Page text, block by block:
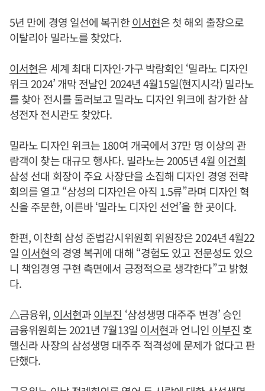
5년 만에 경영 일선에 복귀한이서현은 첫 해외 출장으로
이탈리아 밀라노를 찾았다.
이서현은 세계 최대 디자인·가구 박람회인 ‘밀라노 디자인
위크 2024’ 개막 전날인 2024년 4월15일(현지시각) 밀라노
를 찾아 전시를 둘러보고 밀라노 디자인 위크에 참가한 삼
성전자 전시관도 찾았다.
밀라노 디자인 위크는 180여 개국에서 37만 명 이상의 관
람객이 찾는 대규모 행사다. 밀라노는 2005년 4월 이건희
삼성 선대 회장이 주요 사장단을 소집해 디자인 경영 전략
회의를 열고 “삼성의 디자인은 아직 1.5류”라며 디자인 혁
신을 주문한, 이른바 ‘밀라노 디자인 선언’을 한 곳이다.
한편, 이찬희 삼성 준법감시위원회 위원장은 2024년 4월22
일 이서현의 경영 복귀에 대해 “경험도 있고 전문성도 있으
니 책임경영 구현 측면에서 긍정적으로 생각한다”고 밝혔
다.
△금융위, 이서현과이부진 ‘삼성생명 대주주 변경’ 승인
금융위원회는 2021년 7월13일 이서현과 언니인 이부진 호
텔신라 사장의 삼성생명 대주주 적격성에 문제가 없다고 판
단했다.